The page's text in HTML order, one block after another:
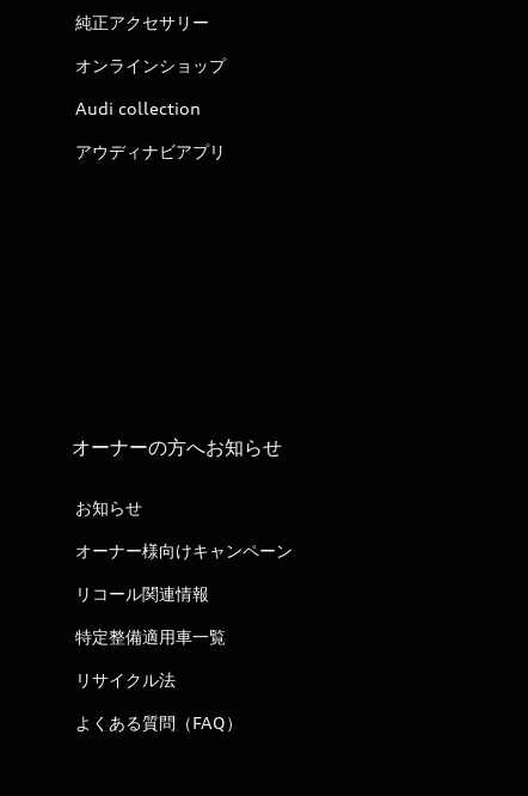
純正アクセサリー
オンラインショップ
Audi collection
アウディナビアプリ
オーナーの方へお知らせ
お知らせ
オーナー様向けキャンペーン
リコール関連情報
特定整備適用車一覧
リサイクル法
よくある質問（FAQ）